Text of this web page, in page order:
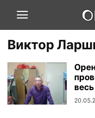
Виктор